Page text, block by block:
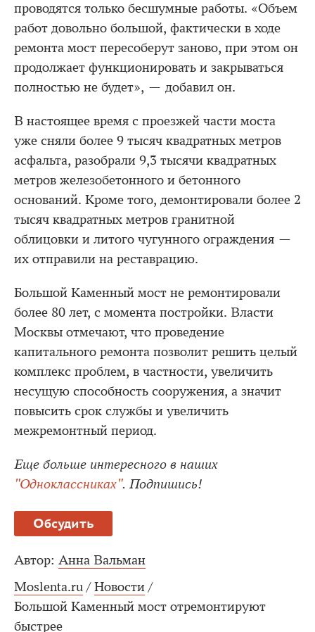
проводятся только бесшумные работы. «Объем
работ довольно большой, фактически в ходе
ремонта мост пересоберут заново, при этом он
продолжает функционировать и закрываться
полностью не будет», — добавил он.
В настоящее время с проезжей части моста
уже сняли более 9 тысяч квадратных метров
асфальта, разобрали 9,3 тысячи квадратных
метров железобетонного и бетонного
оснований. Кроме того, демонтировали более 2
тысяч квадратных метров гранитной
облицовки и литого чугунного ограждения —
их отправили на реставрацию.
Большой Каменный мост не ремонтировали
более 80 лет, с момента постройки. Власти
Москвы отмечают, что проведение
капитального ремонта позволит решить целый
комплекс проблем, в частности, увеличить
несущую способность сооружения, а значит
повысить срок службы и увеличить
межремонтный период.
Еще больше интересного в наших
"Одноклассниках". Подпишись!
Обсудить
Автор: Анна Вальман
Moslenta.ru / Новости /
Большой Каменный мост отремонтируют
быстрее